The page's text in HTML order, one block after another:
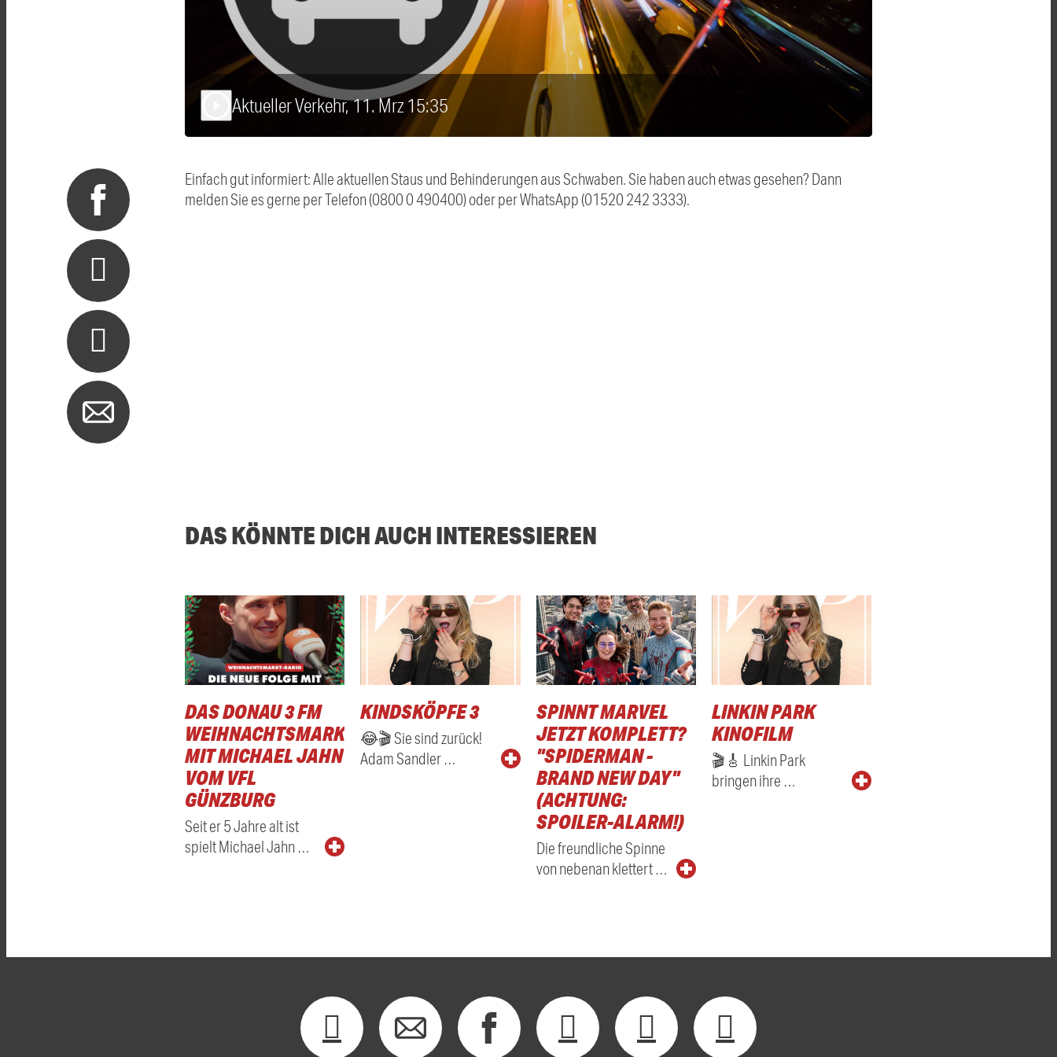
Aktueller Verkehr, 11. Mrz 15:35
Einfach gut informiert: Alle aktuellen Staus und Behinderungen aus Schwaben. Sie haben auch etwas gesehen? Dann
melden Sie es gerne per Telefon (0800 0 490400) oder per WhatsApp (01520 242 3333).
DAS KÖNNTE DICH AUCH INTERESSIEREN
DAS DONAU 3 FM
WEIHNACHTSMARKTRADIO
MIT MICHAEL JAHN
VOM VFL
GÜNZBURG
Seit er 5 Jahre alt ist
spielt Michael Jahn …
KINDSKÖPFE 3
😂🎬 Sie sind zurück!
Adam Sandler …
SPINNT MARVEL
JETZT KOMPLETT?
"SPIDERMAN -
BRAND NEW DAY"
(ACHTUNG:
SPOILER-ALARM!)
Die freundliche Spinne
von nebenan klettert …
LINKIN PARK
KINOFILM
🎬🎸 Linkin Park
bringen ihre …